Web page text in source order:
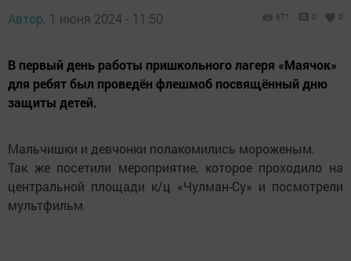
Автор, 1 июня 2024 - 11:50 671 0 0
В первый день работы пришкольного лагеря «Маячок»
для ребят был проведён флешмоб посвящённый дню
защиты детей.
Мальчишки и девчонки полакомились мороженым.
Так же посетили мероприятие, которое проходило на
центральной площади к/ц «Чулман-Су» и посмотрели
мультфильм.